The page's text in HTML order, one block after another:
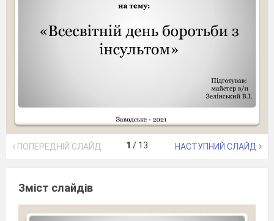
ПОПЕРЕДНІЙ СЛАЙД 1 / 13 НАСТУПНИЙ СЛАЙД
Зміст слайдів